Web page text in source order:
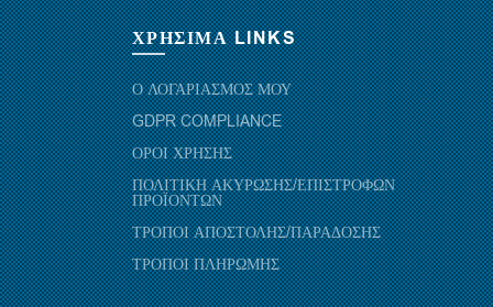
ΧΡΗΣΙΜΑ LINKS
Ο ΛΟΓΑΡΙΑΣΜΟΣ ΜΟΥ
GDPR COMPLIANCE
ΟΡΟΙ ΧΡΗΣΗΣ
ΠΟΛΙΤΙΚΗ ΑΚΥΡΩΣΗΣ/ΕΠΙΣΤΡΟΦΩΝ
ΠΡΟΪΟΝΤΩΝ
ΤΡΟΠΟΙ ΑΠΟΣΤΟΛΗΣ/ΠΑΡΑΔΟΣΗΣ
ΤΡΟΠΟΙ ΠΛΗΡΩΜΗΣ